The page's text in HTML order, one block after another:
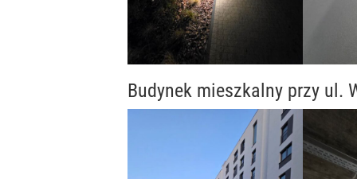
Budynek mieszkalny przy ul.